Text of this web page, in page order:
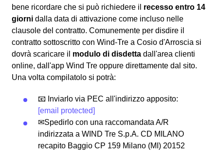
bene ricordare che si può richiedere il recesso entro 14
giorni dalla data di attivazione come incluso nelle
clausole del contratto. Comunemente per disdire il
contratto sottoscritto con Wind-Tre a Cosio d'Arroscia si
dovrà scaricare il modulo di disdetta dall'area clienti
online, dall'app Wind Tre oppure direttamente dal sito.
Una volta compilatolo si potrà:
📧 Inviarlo via PEC all'indirizzo apposito:
[email protected]
✉Spedirlo con una raccomandata A/R
indirizzata a WIND Tre S.p.A. CD MILANO
recapito Baggio CP 159 Milano (MI) 20152